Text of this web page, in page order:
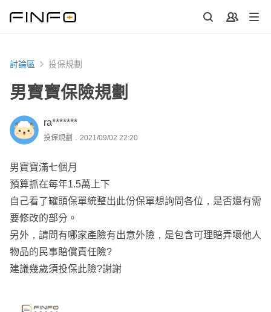
討論區 投保規劃
男寶寶保險規劃
ra*******
投保規劃．2021/09/02 22:20
男寶寶滿七個月
預算抓在每年1.5萬上下
自己看了罐頭保單統整出此份保單想詢問各位，是否還有需
要修改的部分。
另外，請問有哪家產險有出意外險，是包含可理賠弄壞他人
物品的民事賠償責任險?
建議幾歲須投保此險?謝謝